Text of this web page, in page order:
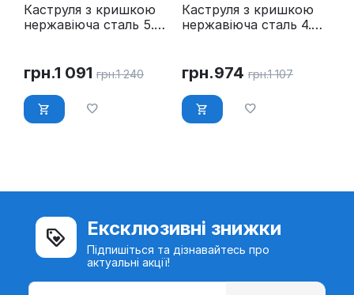
Каструля з кришкою
нержавіюча сталь 5.8
грн.1 091 грн.1 240
Каструля з кришкою
нержавіюча сталь 4.5
грн.974 грн.1 107
Ексклюзивні знижки
Підпишіться та дізнавайтесь про
актуальні акції!